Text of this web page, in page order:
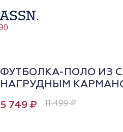
ФУТБОЛКА-ПОЛО ИЗ
НАГРУДНЫМ
5 749 ₽ 11 499 ₽